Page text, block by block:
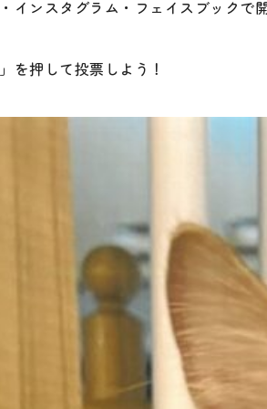
インスタグラム・フェイスブックで
を押して投票しよう！